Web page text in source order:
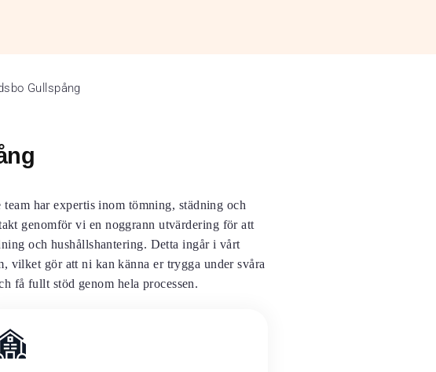
har expertis inom tömning, städning och
genomför vi en noggrann utvärdering för att
och hushållshantering. Detta ingår i vårt
vilket gör att ni kan känna er trygga under svåra
få fullt stöd genom hela processen.